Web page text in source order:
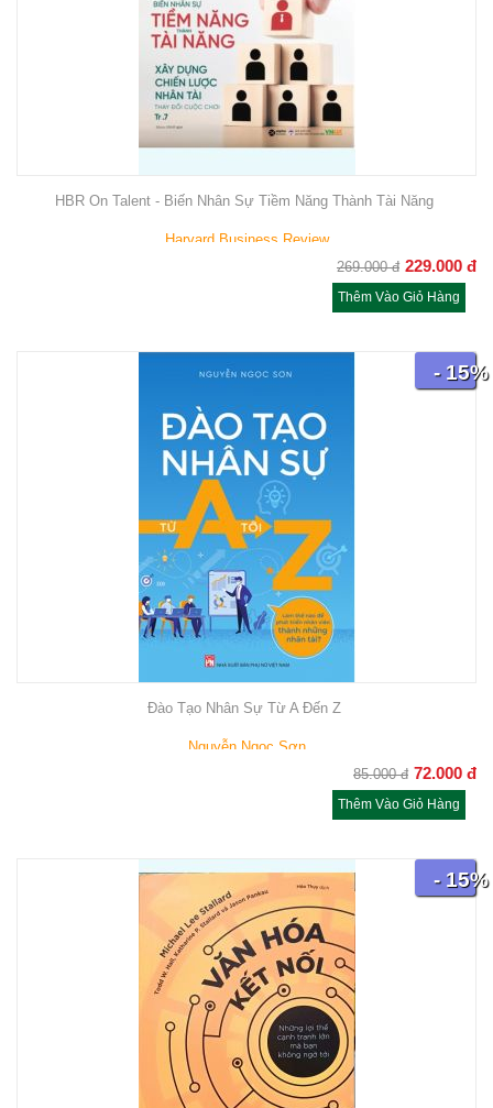
HBR On Talent - Biến Nhân Sự Tiềm Năng Thành Tài Năng
Harvard Business Review
269.000 đ 229.000 đ
Thêm Vào Giỏ Hàng
- 15%
Đào Tạo Nhân Sự Từ A Đến Z
Nguyễn Ngọc Sơn
85.000 đ 72.000 đ
Thêm Vào Giỏ Hàng
- 15%